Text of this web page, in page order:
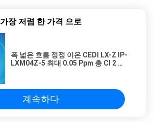
가장 저렴 한 가격 으로
폭 넓은 흐름 정정 이온 CEDI LX-Z IP-
LXM04Z-5 최대 0.05 Ppm 총 CI 2 피
계속하다